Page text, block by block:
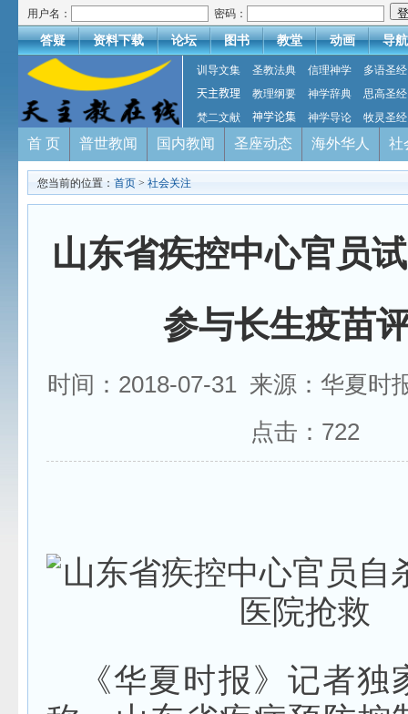
用户名： 密码：
答疑 资料下载 论坛 图书 教堂 动画 导航
训导文集 圣教法典 信理神学
多语圣经
天主教理
教理纲要 神学辞典
思高圣经
梵二文献
神学论集 神学导论 牧灵圣经
首 页 普世教闻 国内教闻 圣座动态 海外华人 社
您当前的位置： 首页 > 社会关注
山东省疾控中心官员
参与长生疫苗
时间：2018-07-31 来源：华夏时
点击： 722
《华夏时报》记者独